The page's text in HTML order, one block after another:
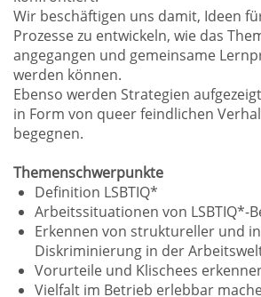
Wir beschäftigen uns damit, Ideen
Prozesse zu entwickeln, wie das
angegangen und gemeinsame
werden können.
Ebenso werden Strategien
in Form von queer feindlichen
begegnen.
Themenschwerpunkte
Definition LSBTIQ*
Arbeitssituationen von LSBTIQ*-
Erkennen von struktureller und
Diskriminierung in der
Vorurteile und Klischees
Vielfalt im Betrieb erlebbar